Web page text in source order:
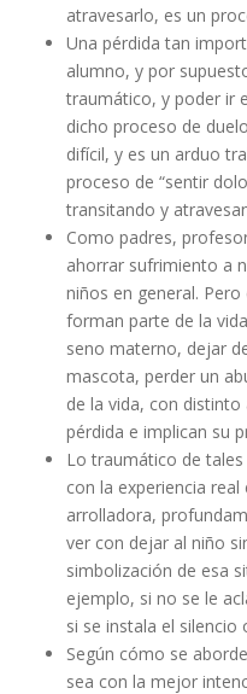
atravesarlo, es un
Una pérdida tan
alumno, y por
traumático, y poder ir
dicho proceso de
difícil, y es un arduo
proceso de “sentir
transitando y
Como padres,
ahorrar sufrimiento a
niños en general.
forman parte de la
seno materno, dejar
mascota, perder un
de la vida, con distinto
pérdida e implican su
Lo traumático de
con la experiencia
arrolladora,
ver con dejar al niño
simbolización de esa
ejemplo, si no se le
si se instala el silencio
Según cómo se
sea con la mejor